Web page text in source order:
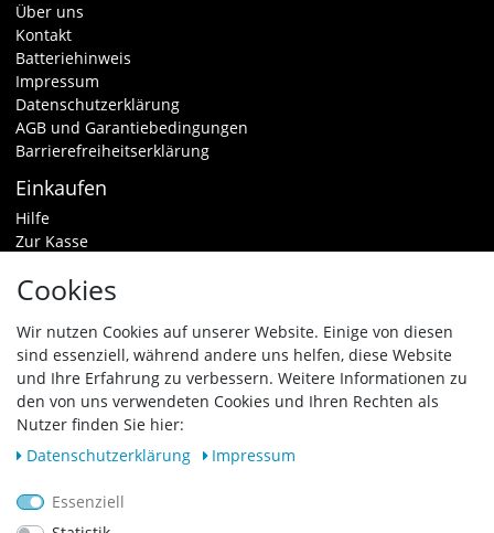
Über uns
Kontakt
Batteriehinweis
Impressum
Datenschutzerklärung
AGB und Garantiebedingungen
Barrierefreiheitserklärung
Einkaufen
Hilfe
Zur Kasse
Zahlungsarten & Versand
Vertrag widerrufen
Zahlungsarten
Cookies
Wir nutzen Cookies auf unserer Website. Einige von diesen
sind essenziell, während andere uns helfen, diese Website
und Ihre Erfahrung zu verbessern. Weitere Informationen zu
den von uns verwendeten Cookies und Ihren Rechten als
Nutzer finden Sie hier:
Daten­schutz­erklärung
Impressum
Essenziell